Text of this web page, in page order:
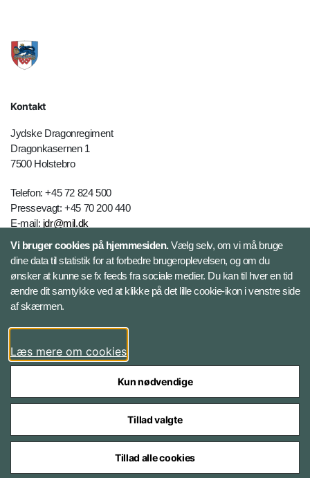
Kontakt
Jydske Dragonregiment
Dragonkasernen 1
7500 Holstebro
Telefon: +45 72 824 500
Pressevagt: +45 70 200 440
E-mail: jdr@mil.dk
Databeskyttelse
Følg Jydske Dragonregiment
Facebook
Styrelser og myndigheder under Forsvarsministeriet
Vi bruger cookies på hjemmesiden.Vælg selv, om vi må bruge
dine data til statistik for at forbedre brugeroplevelsen, og om du
ønsker at kunne se fx feeds fra sociale medier. Du kan til hver en tid
ændre dit samtykke ved at klikke på det lille cookie-ikon i venstre side
af skærmen.
Læs mere om cookies
Kun nødvendige
Tillad valgte
Tillad alle cookies